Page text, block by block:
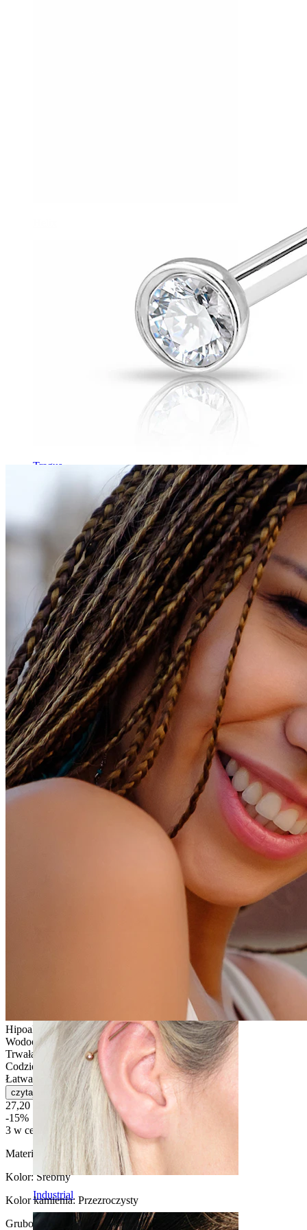
Tragus
Conch
Industrial
Hipoalergiczna
Wodoodporna
Trwała
Codzienne użytkowanie
Łatwa w obsłudze
czytaj więcej
27,20 zł
32,00 zł
-15%
3 w cenie 2
Materiał:
Tytan
Kolor: Srebrny
Kolor kamienia: Przezroczysty
Grubość gwintu :